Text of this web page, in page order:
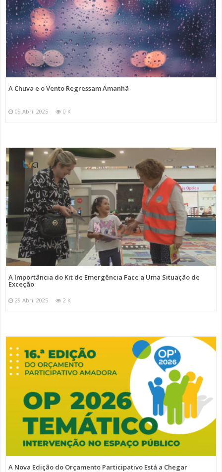
A Chuva e o Vento Regressam Amanhã
09 Abril 2025 0 K
A Importância do Kit de Emergência Face a Uma Situação de
Exceção
29 Abril 2025 2 K
A Nova Edição do Orçamento Participativo Está a Chegar